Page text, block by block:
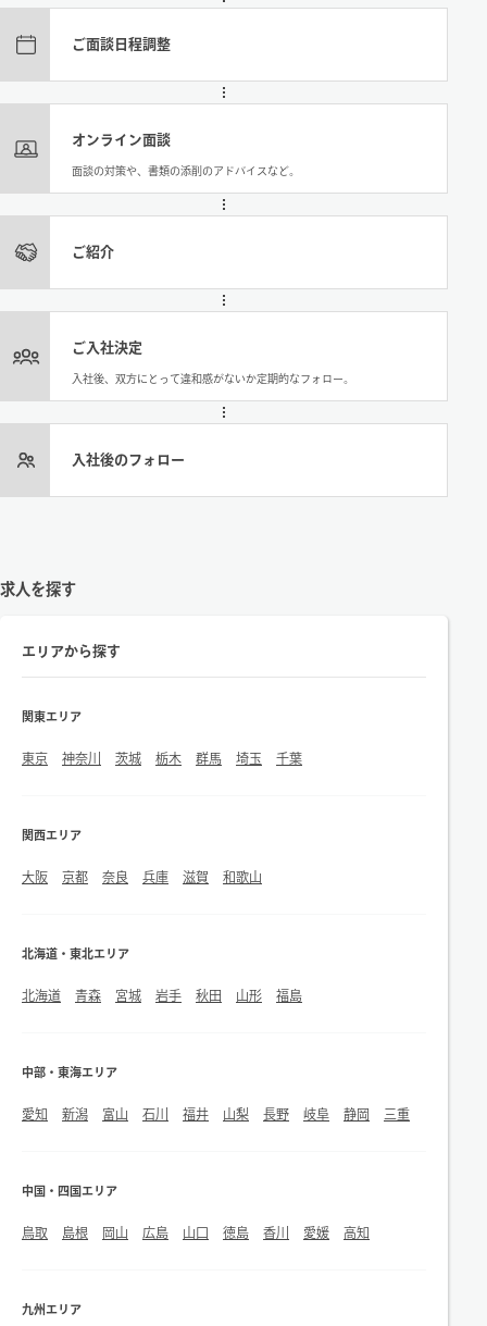
ご面談日程調整
オンライン面談
面談の対策や、書類の添削のアドバイスなど。
ご紹介
ご入社決定
入社後、双方にとって違和感がないか定期的なフォロー。
入社後のフォロー
求人を探す
エリアから探す
関東エリア
東京 神奈川 茨城 栃木 群馬 埼玉 千葉
関西エリア
大阪 京都 奈良 兵庫 滋賀 和歌山
北海道・東北エリア
北海道 青森 宮城 岩手 秋田 山形 福島
中部・東海エリア
愛知 新潟 富山 石川 福井 山梨 長野 岐阜 静岡 三重
中国・四国エリア
鳥取 島根 岡山 広島 山口 徳島 香川 愛媛 高知
九州エリア